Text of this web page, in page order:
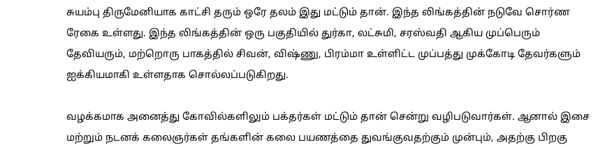
சுயம்பு திருமேனியாக காட்சி தரும் ஒரே தலம் இது மட்டும் தான். இந்த லிங்கத்தின் நடுவே சொர்ண
ரேகை உள்ளது. இந்த லிங்கத்தின் ஒரு பகுதியில் துர்கா, லட்சுமி, சரஸ்வதி ஆகிய முப்பெரும்
தேவியரும், மற்றொரு பாகத்தில் சிவன், விஷ்ணு, பிரம்மா உள்ளிட்ட முப்பத்து முக்கோடி தேவர்களும்
ஐக்கியமாகி உள்ளதாக சொல்லப்படுகிறது.
வழக்கமாக அனைத்து கோவில்களிலும் பக்தர்கள் மட்டும் தான் சென்று வழிபடுவார்கள். ஆனால் இசை
மற்றும் நடனக் கலைஞர்கள் தங்களின் கலை பயணத்தை துவங்குவதற்கும் முன்பும், அதற்கு பிறகு